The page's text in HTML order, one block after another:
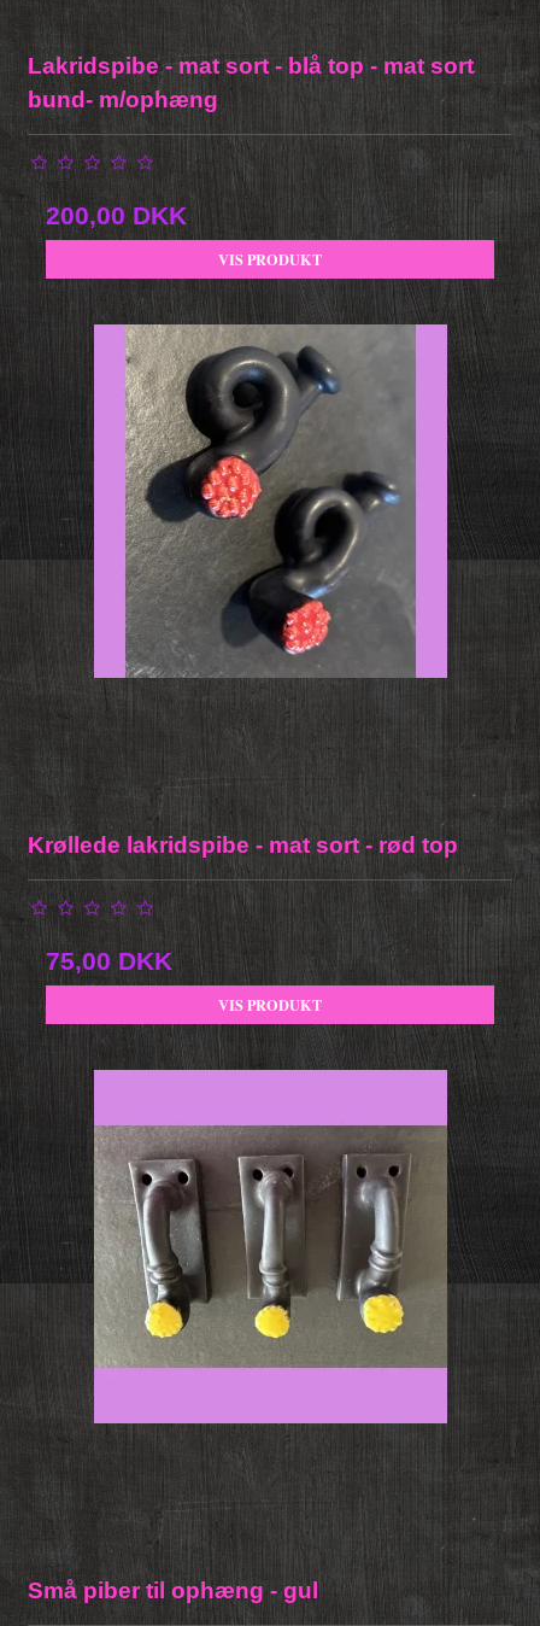
Lakridspibe - mat sort - blå top - mat sort
bund- m/ophæng
200,00 DKK
VIS PRODUKT
Krøllede lakridspibe - mat sort - rød top
75,00 DKK
VIS PRODUKT
Små piber til ophæng - gul